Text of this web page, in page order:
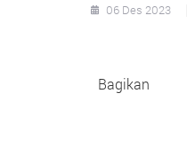
06 Des 2023
Bagikan